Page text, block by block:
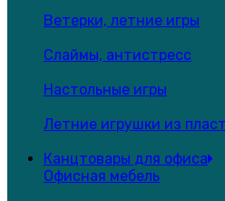
Ветерки, летние игры
Слаймы, антистресс
Настольные игры
Летние игрушки из
Канцтовары для офиса
Офисная мебель